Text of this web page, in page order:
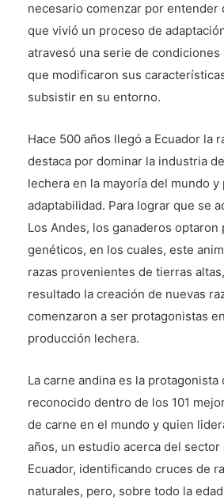
necesario comenzar por entender
que vivió un proceso de
atravesó una serie de condiciones
que modificaron sus
subsistir en su entorno.
Hace 500 años llegó a Ecuador la
destaca por dominar la industria
lechera en la mayoría del mundo y
adaptabilidad. Para lograr que se
Los Andes, los ganaderos optaron
genéticos, en los cuales, este
razas provenientes de tierras
resultado la creación de nuevas
comenzaron a ser protagonistas
producción lechera.
La carne andina es la protagonista
reconocido dentro de los 101
de carne en el mundo y quien
años, un estudio acerca del sector
Ecuador, identificando cruces de
naturales, pero, sobre todo la